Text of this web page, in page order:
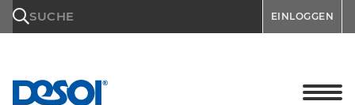
SUCHE EINLOGGEN